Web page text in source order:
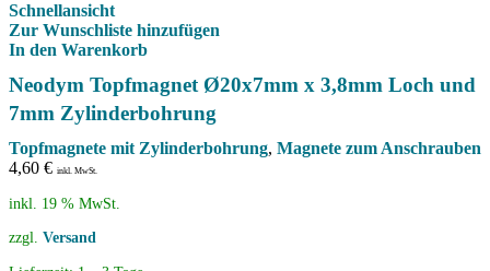
Schnellansicht
Zur Wunschliste hinzufügen
In den Warenkorb
Neodym Topfmagnet Ø20x7mm x 3,8mm Loch und
7mm Zylinderbohrung
Topfmagnete mit Zylinderbohrung, Magnete zum Anschrauben
4,60 € inkl. MwSt.
inkl. 19 % MwSt.
zzgl. Versand